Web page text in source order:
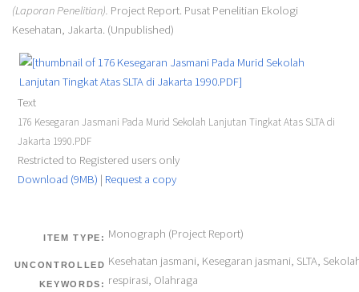
(Laporan Penelitian). Project Report. Pusat Penelitian Ekologi
Kesehatan, Jakarta. (Unpublished)
Text
176 Kesegaran Jasmani Pada Murid Sekolah Lanjutan Tingkat Atas SLTA di
Jakarta 1990.PDF
Restricted to Registered users only
Download (9MB) | Request a copy
ITEM TYPE: Monograph (Project Report)
UNCONTROLLED
KEYWORDS:
Kesehatan jasmani, Kesegaran jasmani, SLTA,
respirasi, Olahraga